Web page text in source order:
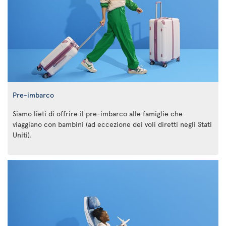
Pre-imbarco
Siamo lieti di offrire il pre-imbarco alle famiglie che
viaggiano con bambini (ad eccezione dei voli diretti negli Stati
Uniti).